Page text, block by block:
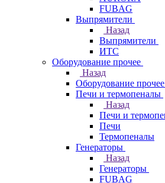
FUBAG
Выпрямители
Назад
Выпрямители
ИТС
Оборудование прочее
Назад
Оборудование прочее
Печи и термопеналы
Назад
Печи и
Печи
Термопеналы
Генераторы
Назад
Генераторы
FUBAG